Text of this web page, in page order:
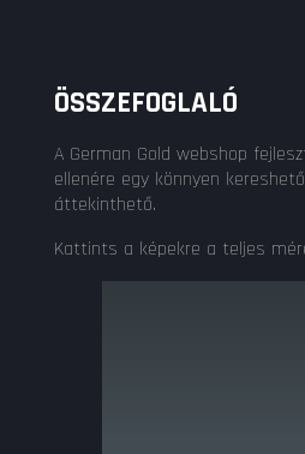
ÖSSZEFOGLALÓ
A German Gold webshop
ellenére egy könnyen
áttekinthető.
Kattints a képekre a teljes